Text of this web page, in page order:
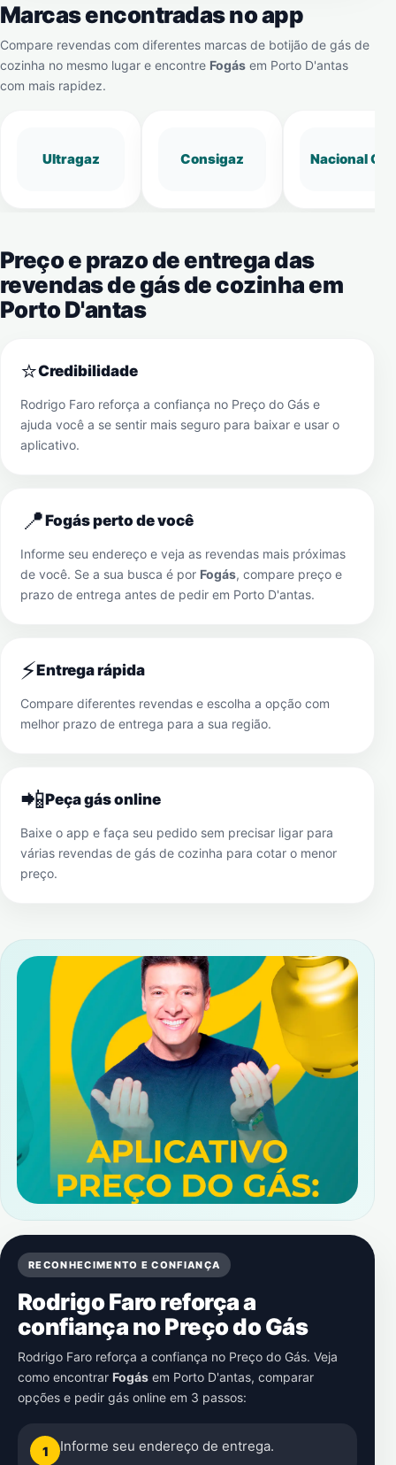
Marcas encontradas no app
Compare revendas com diferentes marcas de botijão de gás de
cozinha no mesmo lugar e encontre Fogás em Porto D'antas
com mais rapidez.
Ultragaz Consigaz Nacional Gás
Preço e prazo de entrega das
revendas de gás de cozinha em
Porto D'antas
⭐Credibilidade
Rodrigo Faro reforça a confiança no Preço do Gás e
ajuda você a se sentir mais seguro para baixar e usar o
aplicativo.
📍Fogás perto de você
Informe seu endereço e veja as revendas mais próximas
de você. Se a sua busca é por Fogás, compare preço e
prazo de entrega antes de pedir em Porto D'antas.
⚡Entrega rápida
Compare diferentes revendas e escolha a opção com
melhor prazo de entrega para a sua região.
📲Peça gás online
Baixe o app e faça seu pedido sem precisar ligar para
várias revendas de gás de cozinha para cotar o menor
preço.
RECONHECIMENTO E CONFIANÇA
Rodrigo Faro reforça a
confiança no Preço do Gás
Rodrigo Faro reforça a confiança no Preço do Gás. Veja
como encontrar Fogás em Porto D'antas, comparar
opções e pedir gás online em 3 passos:
1 Informe seu endereço de entrega.